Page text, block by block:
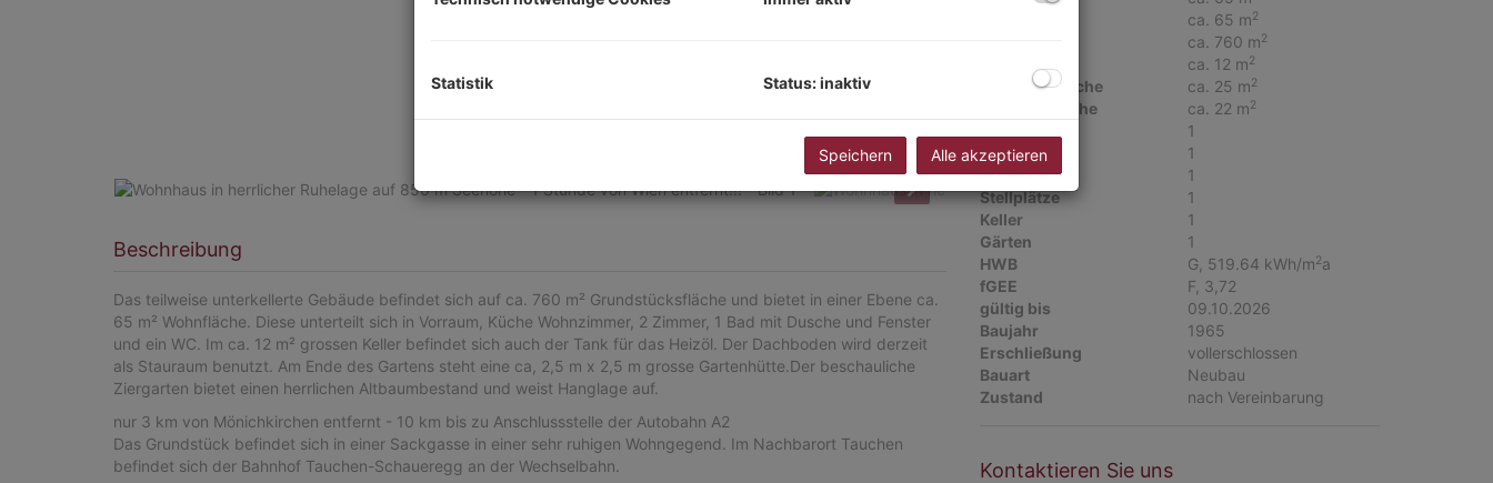
Beschreibung
Das teilweise unterkellerte Gebäude befindet sich auf ca. 760 m² Grundstücksfläche und bietet in einer Ebene ca.
65 m² Wohnfläche. Diese unterteilt sich in Vorraum, Küche Wohnzimmer, 2 Zimmer, 1 Bad mit Dusche und Fenster
und ein WC. Im ca. 12 m² grossen Keller befindet sich auch der Tank für das Heizöl. Der Dachboden wird derzeit
als Stauraum benutzt. Am Ende des Gartens steht eine ca, 2,5 m x 2,5 m grosse Gartenhütte.Der beschauliche
Ziergarten bietet einen herrlichen Altbaumbestand und weist Hanglage auf.
nur 3 km von Mönichkirchen entfernt - 10 km bis zu Anschlussstelle der Autobahn A2
Das Grundstück befindet sich in einer Sackgasse in einer sehr ruhigen Wohngegend. Im Nachbarort Tauchen
befindet sich der Bahnhof Tauchen-Schaueregg an der Wechselbahn.
ca. 65 m2
ca. 760 m2
ca. 12 m2
Terrassenfläche ca. 25 m2
Stellplatzfläche ca. 22 m2
1
WC
1
Terrassen
1
Stellplätze
1
Keller
1
Gärten
1
HWB
G, 519.64 kWh/m2a
fGEE
F, 3,72
gültig bis
09.10.2026
Baujahr
1965
Erschließung
vollerschlossen
Bauart
Neubau
Zustand
nach Vereinbarung
Kontaktieren Sie uns
Statistik Status: inaktiv
Speichern Alle akzeptieren